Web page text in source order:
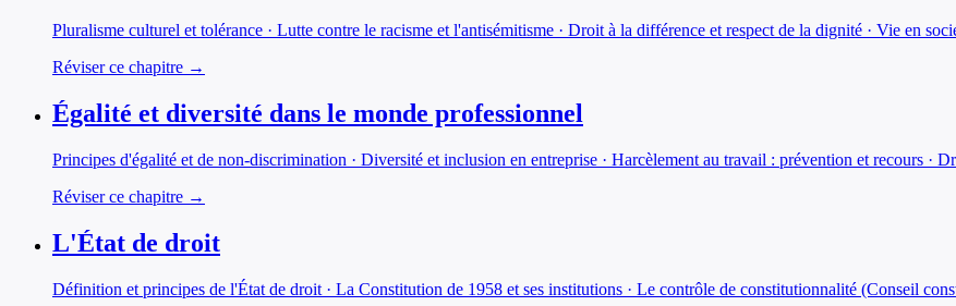
Pluralisme culturel et tolérance · Lutte contre le racisme et l'antisémitisme · Droit à la différence et respect de la dignité · Vie en
Réviser ce chapitre →
Égalité et diversité dans le monde professionnel
Principes d'égalité et de non-discrimination · Diversité et inclusion en entreprise · Harcèlement au travail : prévention et recours ·
Réviser ce chapitre →
L'État de droit
Définition et principes de l'État de droit · La Constitution de 1958 et ses institutions · Le contrôle de constitutionnalité (Conseil